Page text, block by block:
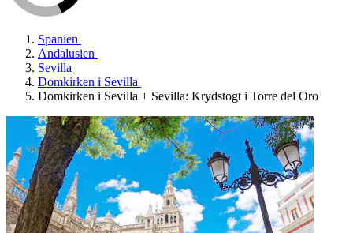
Spanien
Andalusien
Sevilla
Domkirken i Sevilla
Domkirken i Sevilla + Sevilla: Krydstogt i Torre del Oro